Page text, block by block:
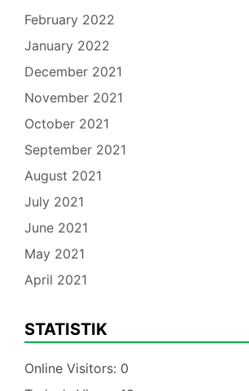
February 2022
January 2022
December 2021
November 2021
October 2021
September 2021
August 2021
July 2021
June 2021
May 2021
April 2021
STATISTIK
Online Visitors: 0